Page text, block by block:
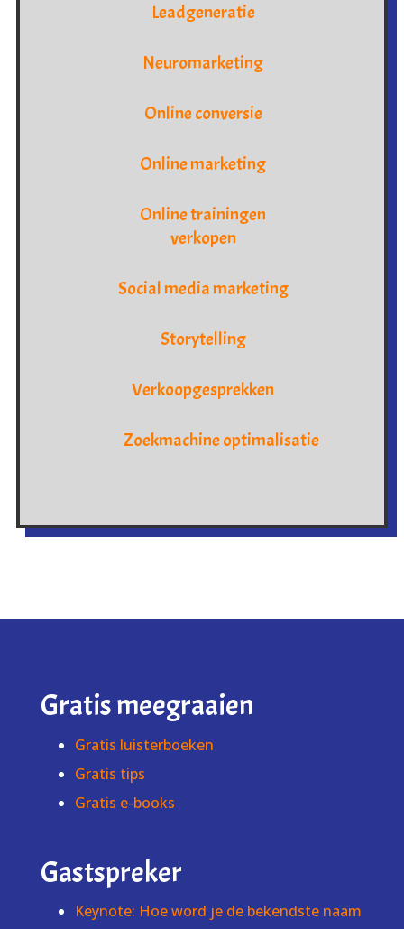
Leadgeneratie
Neuromarketing
Online conversie
Online marketing
Online trainingen
verkopen
Social media marketing
Storytelling
Verkoopgesprekken
Zoekmachine optimalisatie
Gratis meegraaien
Gratis luisterboeken
Gratis tips
Gratis e-books
Gastspreker
Keynote: Hoe word je de bekendste naam